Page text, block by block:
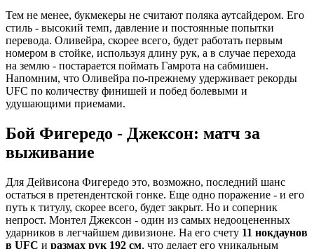
Тем не менее, букмекеры не считают поляка аутсайдером. Его
стиль - высокий темп, давление и постоянные попытки
перевода. Оливейра, скорее всего, будет работать первым
номером в стойке, используя длину рук, а в случае перехода
на землю - постарается поймать Гамрота на сабмишен.
Напомним, что Оливейра по-прежнему удерживает рекорды
UFC по количеству финишей и побед болевыми и
удушающими приемами.
Бой Фигередо - Джексон: матч за
выживание
Для Дейвисона Фигередо это, возможно, последний шанс
остаться в претендентской гонке. Еще одно поражение - и его
путь к титулу, скорее всего, будет закрыт. Но и соперник
непрост. Монтел Джексон - один из самых недооцененных
ударников в легчайшем дивизионе. На его счету 11 нокдаунов
в UFC и размах рук 192 см, что делает его уникальным